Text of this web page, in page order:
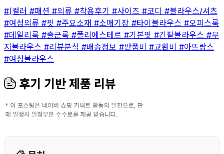
#(컬러 #패션 #의류 #착용후기 #사이즈 #코디 #블라우스/셔츠
#여성의류 #핏 #주요소재 #소매기장 #타이블라우스 #오피스룩
#데일리룩 #출근룩 #폴리에스테르 #기본핏 #긴팔블라우스 #무
지블라우스 #리뷰분석 #배송정보 #반품비 #교환비 #아뜨랑스
#여성블라우스
후기 기반 제품 리뷰